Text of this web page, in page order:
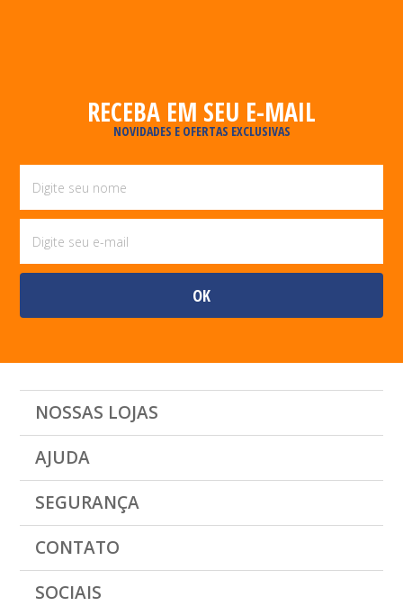
RECEBA EM SEU E-MAIL
NOVIDADES E OFERTAS EXCLUSIVAS
NOSSAS LOJAS
AJUDA
SEGURANÇA
CONTATO
SOCIAIS